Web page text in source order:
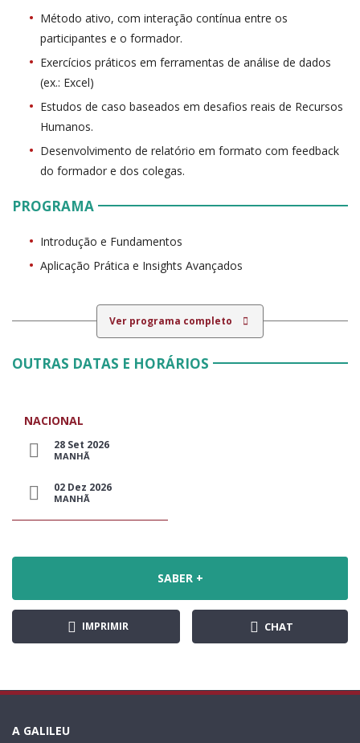
Método ativo, com interação contínua entre os
participantes e o formador.
Exercícios práticos em ferramentas de análise de dados
(ex.: Excel)
Estudos de caso baseados em desafios reais de Recursos
Humanos.
Desenvolvimento de relatório em formato com feedback
do formador e dos colegas.
PROGRAMA
Introdução e Fundamentos
Aplicação Prática e Insights Avançados
Ver programa completo
OUTRAS DATAS E HORÁRIOS
NACIONAL
28 Set 2026
MANHÃ
02 Dez 2026
MANHÃ
SABER +
IMPRIMIR CHAT
A GALILEU